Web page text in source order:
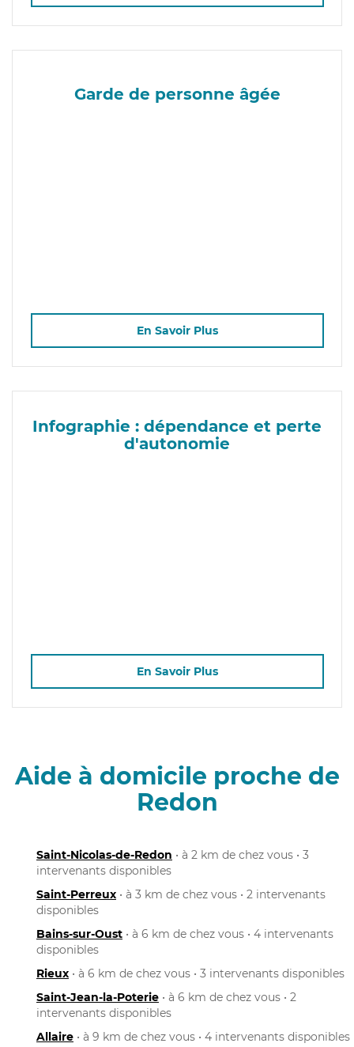
Garde de personne âgée
En Savoir Plus
Infographie : dépendance et perte
d'autonomie
En Savoir Plus
Aide à domicile proche de
Redon
Saint-Nicolas-de-Redon • à 2 km de chez vous • 3
intervenants disponibles
Saint-Perreux • à 3 km de chez vous • 2 intervenants
disponibles
Bains-sur-Oust • à 6 km de chez vous • 4 intervenants
disponibles
Rieux • à 6 km de chez vous • 3 intervenants disponibles
Saint-Jean-la-Poterie • à 6 km de chez vous • 2
intervenants disponibles
Allaire • à 9 km de chez vous • 4 intervenants disponibles